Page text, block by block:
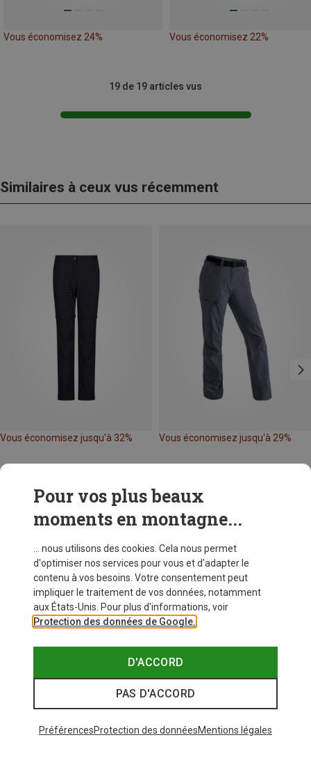
Vous économisez 24% Vous économisez 22%
19 de 19 articles vus
Similaires à ceux vus récemment
Vous économisez jusqu'à 32% Vous économisez jusqu'à 29%
Pour vos plus beaux
moments en montagne...
... nous utilisons des cookies. Cela nous permet
d'optimiser nos services pour vous et d'adapter le
contenu à vos besoins. Votre consentement peut
impliquer le traitement de vos données, notamment
aux États-Unis. Pour plus d'informations, voir
Protection des données de Google.
D'ACCORD
PAS D'ACCORD
PréférencesProtection des donnéesMentions légales